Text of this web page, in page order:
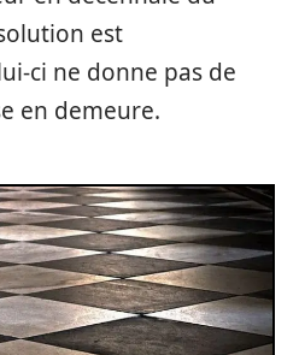
est
ci ne donne pas de
en demeure.